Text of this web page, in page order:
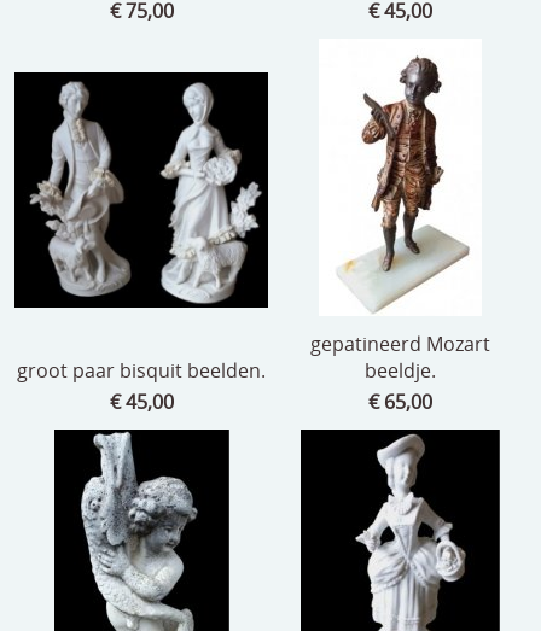
€ 75,00
€ 45,00
groot paar bisquit beelden.
€ 45,00
gepatineerd Mozart
beeldje.
€ 65,00